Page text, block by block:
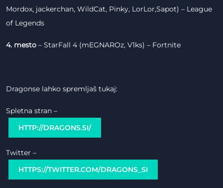
Mordox, jackerchan, WildCat, Pinky, LorLor,Sapot) – League
of Legends
4. mesto – StarFall 4 (mEGNAROz, V1ks) – Fortnite
Dragonse lahko spremljaš tukaj:
Spletna stran –
HTTP://DRAGONS.SI/
Twitter –
HTTPS://TWITTER.COM/DRAGONS_SI